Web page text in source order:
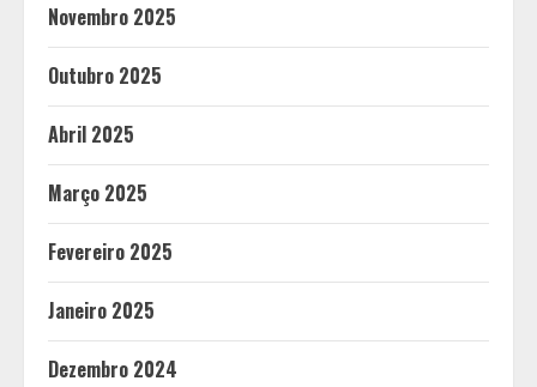
Novembro 2025
Outubro 2025
Abril 2025
Março 2025
Fevereiro 2025
Janeiro 2025
Dezembro 2024